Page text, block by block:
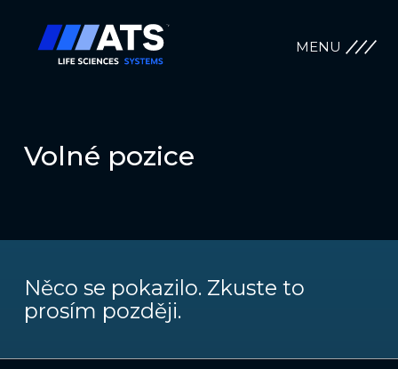
MENU
Volné pozice
Něco se pokazilo. Zkuste to
prosím později.